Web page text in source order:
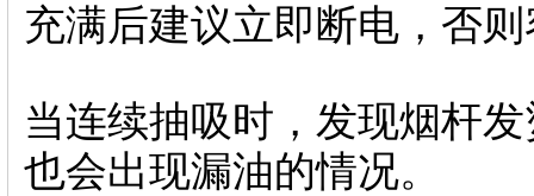
充满后建议立即断电，否
当连续抽吸时，发现烟杆
也会出现漏油的情况。